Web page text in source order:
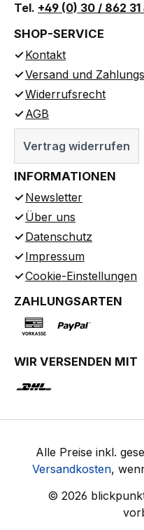
Tel. +49 (0) 30 / 862 31
SHOP-SERVICE
Kontakt
Versand und
Widerrufsrecht
AGB
Vertrag widerrufen
INFORMATIONEN
Newsletter
Über uns
Datenschutz
Impressum
Cookie-Einstellungen
ZAHLUNGSARTEN
WIR VERSENDEN MIT
Alle Preise inkl.
Versandkosten,
© 2026